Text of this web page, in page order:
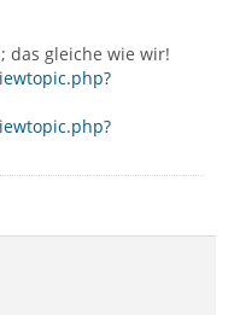
das gleiche wie wir!